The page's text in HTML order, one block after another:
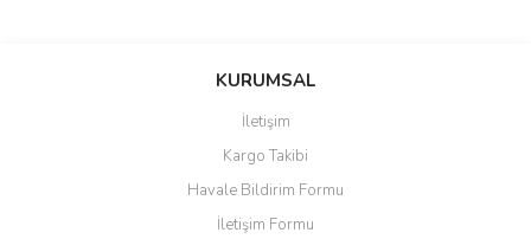
Bu ürüne ilk yorumu siz yapın!
Ürün resmi kalitesiz, bozuk veya görüntülenemiyor.
Ürün açıklamasında eksik bilgiler bulunuyor.
Ürün bilgilerinde hatalar bulunuyor.
KURUMSAL
İletişim
Kargo Takibi
Havale Bildirim Formu
İletişim Formu